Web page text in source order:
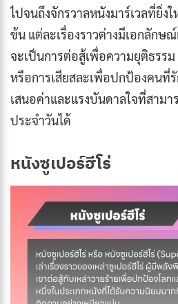
ไปจนถึงจักรวาลหนังมาร์เวลที่ยิ่ง
ข้น แต่ละเรื่องราวต่างมีเอกลักษ
จะเป็นการต่อสู้เพื่อความยุติธรร
หรือการเสียสละเพื่อปกป้องคนที่
เสนอค่าและแรงบันดาลใจที่สาม
ประจำวันได้
หนังซูเปอร์ฮีโร่